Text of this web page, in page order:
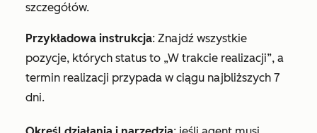
szczegółów.
Przykładowa instrukcja: Znajdź wszystkie
pozycje, których status to „W trakcie realizacji”, a
termin realizacji przypada w ciągu najbliższych 7
dni.